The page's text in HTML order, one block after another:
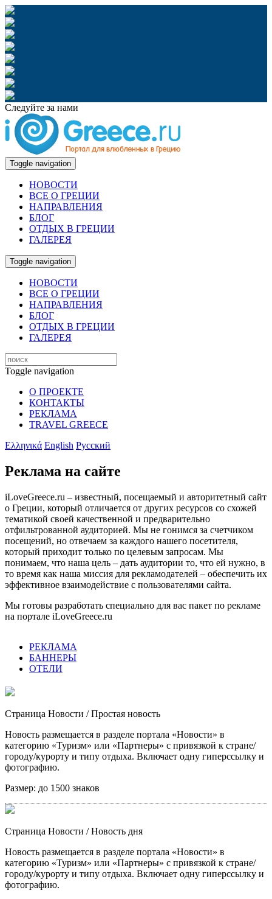
Следуйте за нами
Toggle navigation
НОВОСТИ
ВСЕ О ГРЕЦИИ
НАПРАВЛЕНИЯ
БЛОГ
ОТДЫХ В ГРЕЦИИ
ГАЛЕРЕЯ
Toggle navigation
НОВОСТИ
ВСЕ О ГРЕЦИИ
НАПРАВЛЕНИЯ
БЛОГ
ОТДЫХ В ГРЕЦИИ
ГАЛЕРЕЯ
Toggle navigation
О ПРОЕКТЕ
КОНТАКТЫ
РЕКЛАМА
TRAVEL GREECE
Ελληνικά English Русский
Реклама на сайте
iLoveGreece.ru – известный, посещаемый и авторитетный сайт
о Греции, который отличается от других ресурсов со схожей
тематикой своей качественной и предварительно
отфильтрованной аудиторией. Мы не гонимся за счетчиком
посещений, но отвечаем за каждого нашего посетителя,
который приходит только по целевым запросам. Мы
понимаем, что наша цель – дать аудитории то, что ей нужно, в
то время как наша миссия для рекламодателей – обеспечить их
эффективное взаимодействие с пользователями сайта.
Мы готовы разработать специально для вас пакет по рекламе
на портале iLoveGreece.ru
РЕКЛАМА
БАННЕРЫ
ОТЕЛИ
Страница Новости / Простая новость
Новость размещается в разделе портала «Новости» в
категорию «Туризм» или «Партнеры» с привязкой к стране/
городу/курорту и типу отдыха. Включает одну гиперссылку и
фотографию.
Размер: до 1500 знаков
Страница Новости / Новость дня
Новость размещается в разделе портала «Новости» в
категорию «Туризм» или «Партнеры» с привязкой к стране/
городу/курорту и типу отдыха. Включает одну гиперссылку и
фотографию.